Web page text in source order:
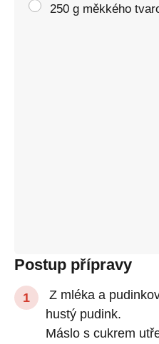
250 g měkkého
Postup přípravy
Z mléka a
hustý pudink.
Máslo s cukrem